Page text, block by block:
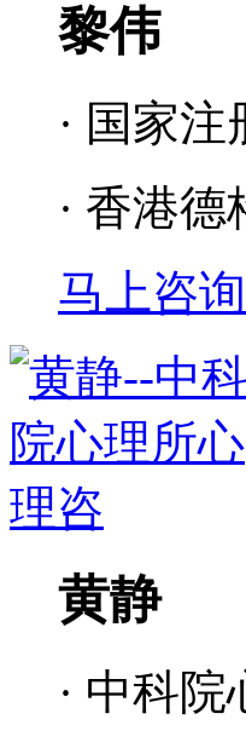
黎伟
· 国家
· 香港
马上咨询
黄静
· 中科